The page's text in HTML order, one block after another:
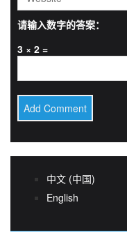
请输入数字的答案：
3 × 2 =
中文 (中国)
English